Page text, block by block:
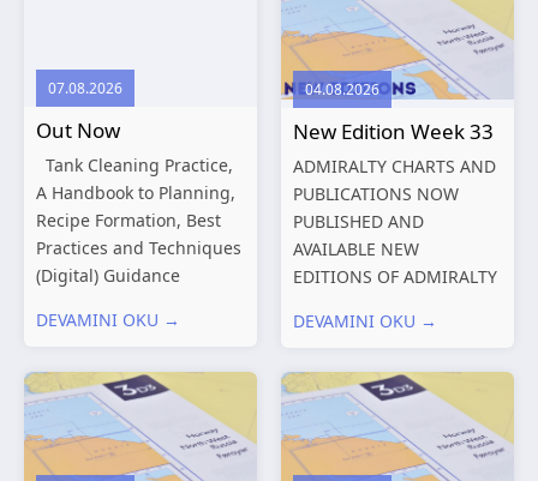
07.08.2026
Out Now
Tank Cleaning Practice,
A Handbook to Planning,
Recipe Formation, Best
Practices and Techniques
(Digital) Guidance
Structures – Consolidated
Shipping and the
Environment – A Guide to
Environmental
Compliance...
DEVAMINI OKU →
04.08.2026
New Edition Week 33
ADMIRALTY CHARTS AND
PUBLICATIONS NOW
PUBLISHED AND
AVAILABLE NEW
EDITIONS OF ADMIRALTY
PUBLICATIONS New
Charts published 13
August 2026 Chart
Title, limits
and other remarks
DEVAMINI OKU →